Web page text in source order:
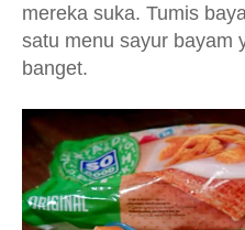
mereka suka. Tumis
satu menu sayur bayam
banget.